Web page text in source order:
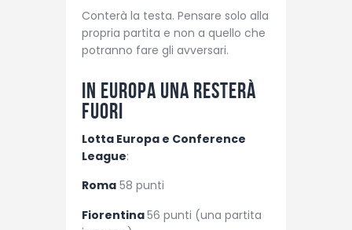
Conterà la testa. Pensare solo alla
propria partita e non a quello che
potranno fare gli avversari.
In Europa una resterà
fuori
Lotta Europa e Conference
League:
Roma 58 punti
Fiorentina56 punti (una partita